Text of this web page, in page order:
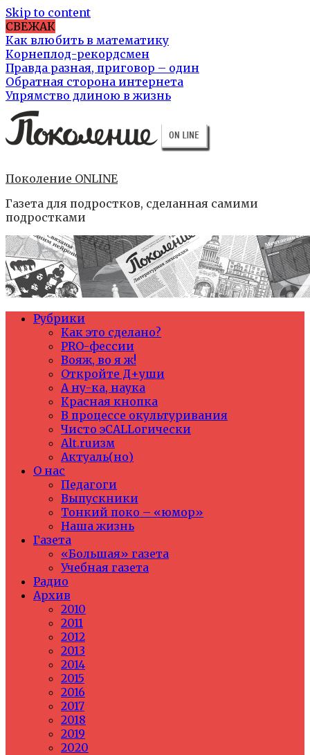
Skip to content
СВЕЖАК
Как влюбить в математику
Корнеплод-рекордсмен
Правда разная, приговор – один
Обратная сторона интернета
Упрямство длиною в жизнь
Поколение ONLINE
Газета для подростков, сделанная самими
подростками
Рубрики
Как это сделано?
PRO-фессии
Вояж, во я ж!
Откройте Д+уши
А ну-ка, наука
Красная кнопка
В процессе окультуривания
Чисто эCALLогически
Alt.ruизм
Актуаль(но)
О нас
Педагоги
Выпускники
Тонкий поко – «юмор»
Наша жизнь
Газета
«Большая» газета
Учебная газета
Радио
Архив
2010
2011
2012
2013
2014
2015
2016
2017
2018
2019
2020